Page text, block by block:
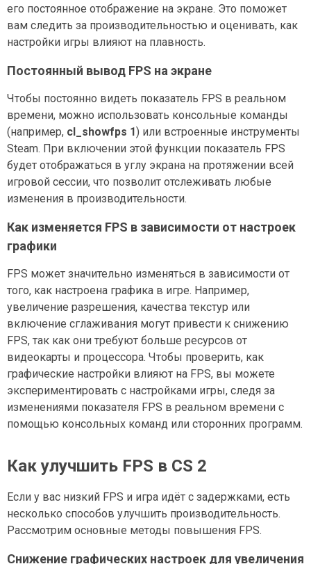
его постоянное отображение на экране. Это поможет
вам следить за производительностью и оценивать, как
настройки игры влияют на плавность.
Постоянный вывод FPS на экране
Чтобы постоянно видеть показатель FPS в реальном
времени, можно использовать консольные команды
(например, cl_showfps 1) или встроенные инструменты
Steam. При включении этой функции показатель FPS
будет отображаться в углу экрана на протяжении всей
игровой сессии, что позволит отслеживать любые
изменения в производительности.
Как изменяется FPS в зависимости от настроек
графики
FPS может значительно изменяться в зависимости от
того, как настроена графика в игре. Например,
увеличение разрешения, качества текстур или
включение сглаживания могут привести к снижению
FPS, так как они требуют больше ресурсов от
видеокарты и процессора. Чтобы проверить, как
графические настройки влияют на FPS, вы можете
экспериментировать с настройками игры, следя за
изменениями показателя FPS в реальном времени с
помощью консольных команд или сторонних программ.
Как улучшить FPS в CS 2
Если у вас низкий FPS и игра идёт с задержками, есть
несколько способов улучшить производительность.
Рассмотрим основные методы повышения FPS.
Снижение графических настроек для увеличения